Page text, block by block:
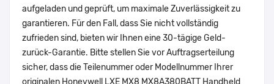
aufgeladen und geprüft, um maximale Zuverlässigkeit zu
garantieren. Für den Fall, dass Sie nicht vollständig
zufrieden sind, bieten wir Ihnen eine 30-tägige Geld-
zurück-Garantie. Bitte stellen Sie vor Auftragserteilung
sicher, dass die Teilenummer oder Modellnummer Ihrer